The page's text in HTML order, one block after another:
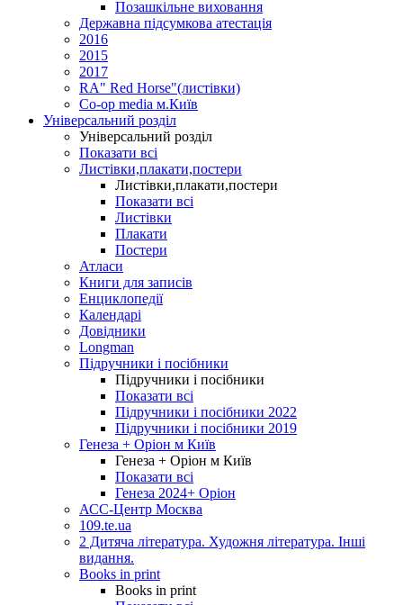
Позашкільне виховання
Державна підсумкова атестація
2016
2015
2017
RA" Red Horse"(листівки)
Co-op media м.Київ
Універсальний розділ
Універсальний розділ
Показати всі
Листівки,плакати,постери
Листівки,плакати,постери
Показати всі
Листівки
Плакати
Постери
Атласи
Книги для записів
Енциклопедії
Календарі
Довідники
Longman
Підручники і посібники
Підручники і посібники
Показати всі
Підручники і посібники 2022
Підручники і посібники 2019
Генеза + Оріон м Київ
Генеза + Оріон м Київ
Показати всі
Генеза 2024+ Оріон
АСС-Центр Москва
109.te.ua
2 Дитяча література. Художня література. Інші
видання.
Books in print
Books in print